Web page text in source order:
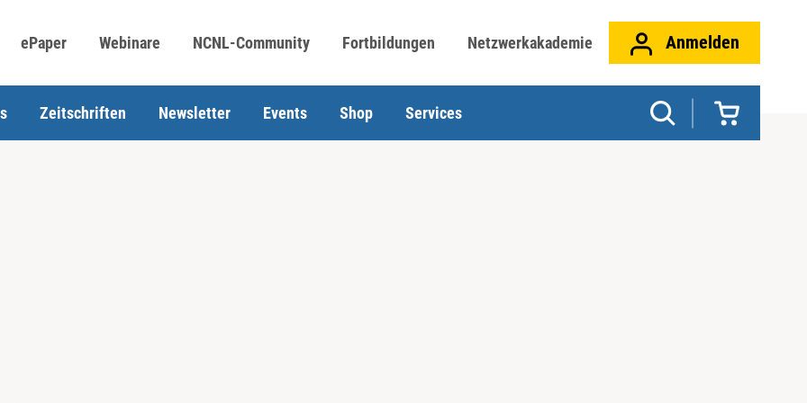
ePaper Webinare NCNL-Community Fortbildungen Netzwerkakademie Anmelden
Zeitschriften Newsletter Events Shop Services